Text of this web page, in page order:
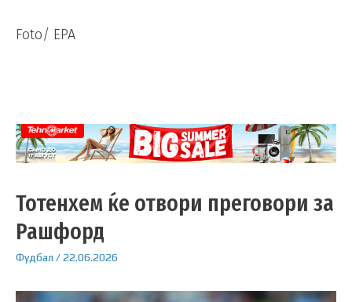
Foto/ EPA
Тотенхем ќе отвори преговори за
Рашфорд
Фудбал /22.06.2026